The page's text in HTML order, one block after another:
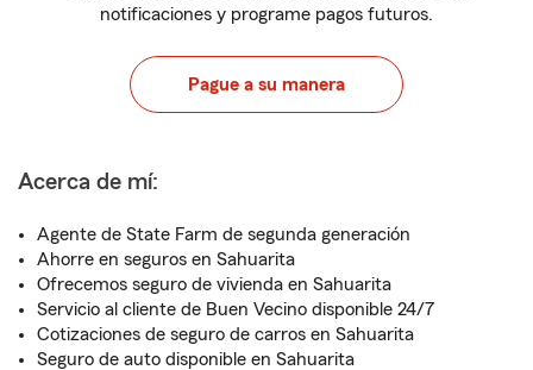
notificaciones y programe pagos futuros.
Pague a su manera
Acerca de mí:
Agente de State Farm de segunda generación
Ahorre en seguros en Sahuarita
Ofrecemos seguro de vivienda en Sahuarita
Servicio al cliente de Buen Vecino disponible 24/7
Cotizaciones de seguro de carros en Sahuarita
Seguro de auto disponible en Sahuarita